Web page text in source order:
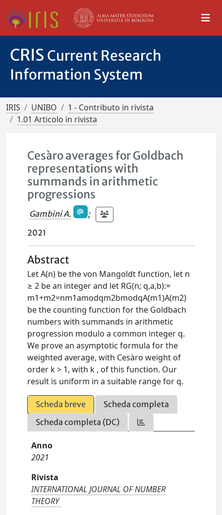
CRIS Current Research
Information System
IRIS UNIBO
1 - Contributo in rivista
1.01 Articolo in rivista
Cesàro averages for Goldbach
representations with
summands in arithmetic
progressions
Gambini A.
;
2021
Abstract
Let A(n) be the von Mangoldt function, let n
≥ 2 be an integer and let RG(n; q,a,b):=
m1+m2=nm1amodqm2bmodqA(m1)A(m2)
be the counting function for the Goldbach
numbers with summands in arithmetic
progression modulo a common integer q.
We prove an asymptotic formula for the
weighted average, with Cesàro weight of
order k > 1, with k , of this function. Our
result is uniform in a suitable range for q.
Scheda breve
Scheda completa
Scheda completa (DC)
Anno
2021
Rivista
INTERNATIONAL JOURNAL OF NUMBER
THEORY